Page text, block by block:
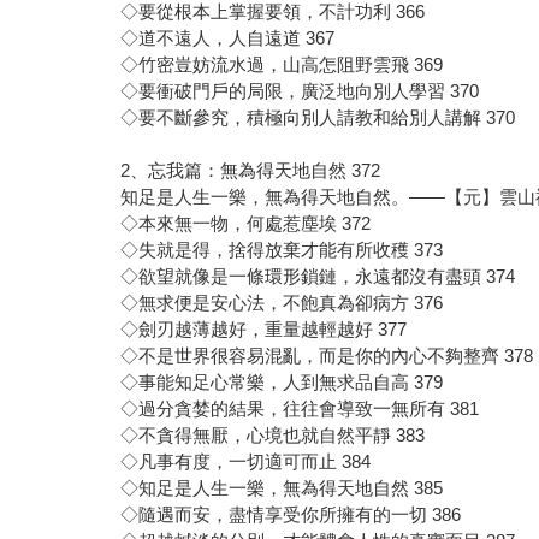
◇要從根本上掌握要領，不計功利 366
◇道不遠人，人自遠道 367
◇竹密豈妨流水過，山高怎阻野雲飛 369
◇要衝破門戶的局限，廣泛地向別人學習 370
◇要不斷參究，積極向別人請教和給別人講解 370
2、忘我篇：無為得天地自然 372
知足是人生一樂，無為得天地自然。——【元】雲山
◇本來無一物，何處惹塵埃 372
◇失就是得，捨得放棄才能有所收穫 373
◇欲望就像是一條環形鎖鏈，永遠都沒有盡頭 374
◇無求便是安心法，不飽真為卻病方 376
◇劍刃越薄越好，重量越輕越好 377
◇不是世界很容易混亂，而是你的內心不夠整齊 378
◇事能知足心常樂，人到無求品自高 379
◇過分貪婪的結果，往往會導致一無所有 381
◇不貪得無厭，心境也就自然平靜 383
◇凡事有度，一切適可而止 384
◇知足是人生一樂，無為得天地自然 385
◇隨遇而安，盡情享受你所擁有的一切 386